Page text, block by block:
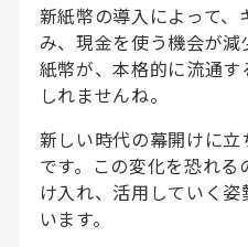
新紙幣の導入によって
み、現金を使う機会が
紙幣が、本格的に流通
しれませんね。
新しい時代の幕開けに
です。この変化を恐れ
け入れ、活用していく
います。